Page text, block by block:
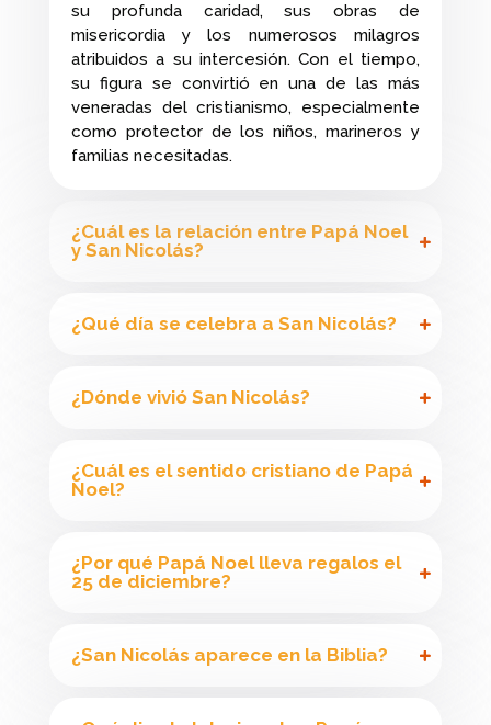
su profunda caridad, sus obras de
misericordia y los numerosos milagros
atribuidos a su intercesión. Con el tiempo,
su figura se convirtió en una de las más
veneradas del cristianismo, especialmente
como protector de los niños, marineros y
familias necesitadas.
¿Cuál es la relación entre Papá Noel
y San Nicolás?
¿Qué día se celebra a San Nicolás?
¿Dónde vivió San Nicolás?
¿Cuál es el sentido cristiano de Papá
Noel?
¿Por qué Papá Noel lleva regalos el
25 de diciembre?
¿San Nicolás aparece en la Biblia?